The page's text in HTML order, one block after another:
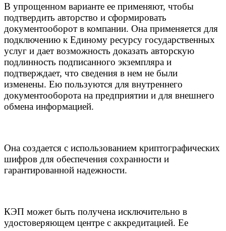
В упрощенном варианте ее применяют, чтобы
подтвердить авторство и сформировать
документооборот в компании. Она применяется для
подключению к Единому ресурсу государственных
услуг и дает возможность доказать авторскую
подлинность подписанного экземпляра и
подтверждает, что сведения в нем не были
изменены. Ею пользуются для внутреннего
документооборота на предприятии и для внешнего
обмена информацией.
Она создается с использованием криптографических
шифров для обеспечения сохранности и
гарантированной надежности.
КЭП может быть получена исключительно в
удостоверяющем центре с аккредитацией. Ее